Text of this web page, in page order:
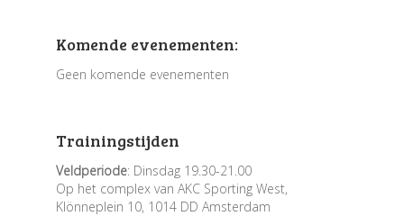
Komende evenementen:
Geen komende evenementen
Trainingstijden
Veldperiode: Dinsdag 19.30-21.00
Op het complex van AKC Sporting West,
Klönneplein 10, 1014 DD Amsterdam